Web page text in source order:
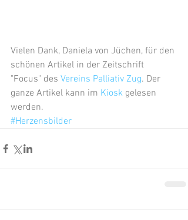
Vielen Dank, Daniela von Jüchen, für den
schönen Artikel in der Zeitschrift
"Focus" des Vereins Palliativ Zug. Der
ganze Artikel kann im Kiosk gelesen
werden.
#Herzensbilder